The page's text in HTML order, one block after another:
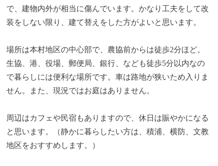
で、建物内外が相当に傷んでいます。かなり工夫をして改
装をしない限り、建て替えをした方がよいと思います。
場所は本村地区の中心部で、農協前からは徒歩2分ほど。
生協、港、役場、郵便局、銀行、なども徒歩5分以内なの
で暮らしには便利な場所です。車は路地が狭いため入りま
せん。また、現況ではお庭はありません。
周辺はカフェや民宿もありますので、休日は賑やかになる
と思います。（静かに暮らしたい方は、積浦、横防、文教
地区をおすすめします。）